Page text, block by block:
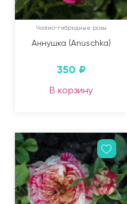
Чайно-гибридные розы
Аннушка (Anuschka)
350 ₽
В корзину